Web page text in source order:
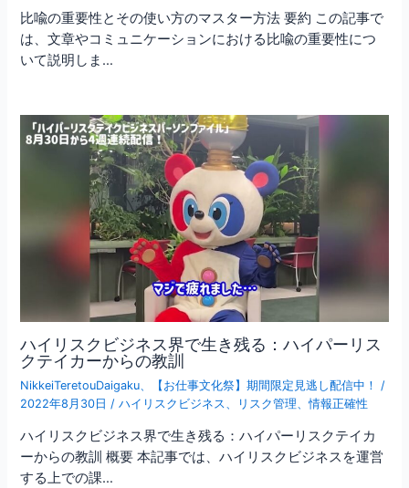
比喩の重要性とその使い方のマスター方法 要約 この記事で
は、文章やコミュニケーションにおける比喩の重要性につ
いて説明しま…
ハイリスクビジネス界で生き残る：ハイパーリス
クテイカーからの教訓
NikkeiTeretouDaigaku 【お仕事文化祭】期間限定見逃し配信中！
/
2022年8月30日 /ハイリスクビジネス リスク管理 、情報正確性
ハイリスクビジネス界で生き残る：ハイパーリスクテイカ
ーからの教訓 概要 本記事では、ハイリスクビジネスを運営
する上での課…